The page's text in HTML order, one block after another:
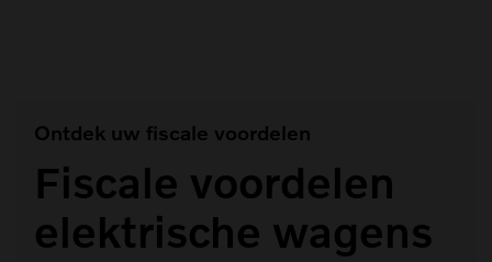
Ontdek uw fiscale voordelen
Fiscale voordelen
elektrische wagens